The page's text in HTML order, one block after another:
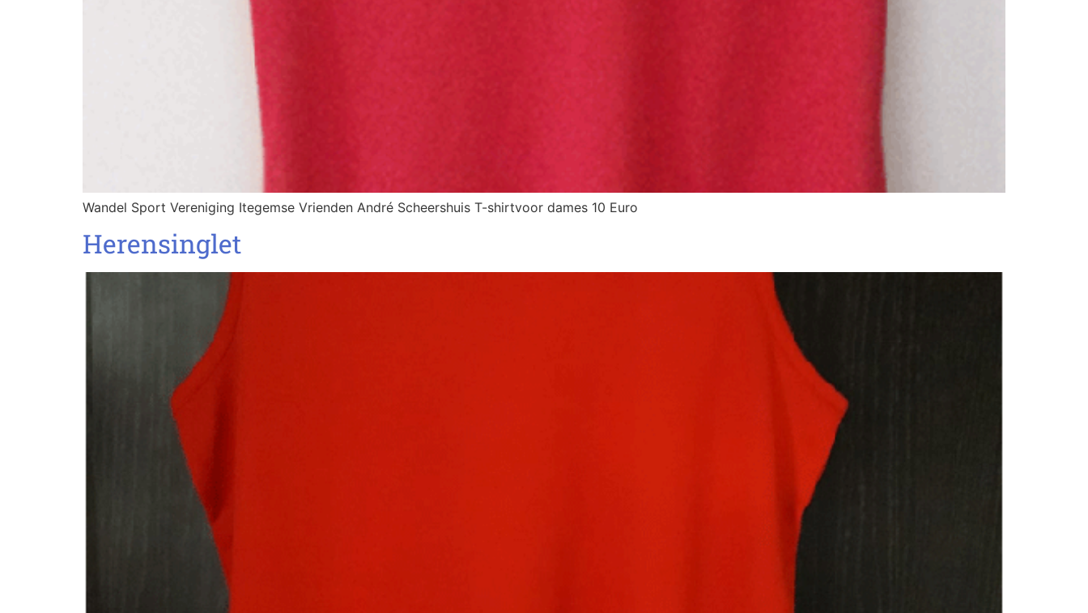
Wandel Sport Vereniging Itegemse Vrienden André Scheershuis T-shirtvoor dames 10 Euro
Herensinglet